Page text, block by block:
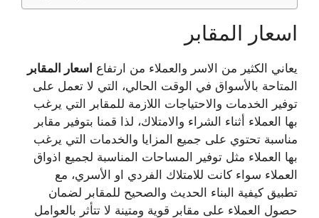
اسعار المقابر
يعاني الكثير من الاسر والعملاء من ارتفاع اسعار المقابر
المتاحة بالأسواق في الوقت الحالي، التي لا تعمل على
توفير الخدمات والاحتياجات اللازمة للمقابر التي يرغب
بها العملاء أثناء الشراء والامتلاك، لذا قمنا بتوفير مقابر
مناسبة تحتوي على جميع المزايا والخدمات التي يرغب
بها العملاء مثل توفير المساحات المناسبة لجميع اذواق
العملاء سواء كانت للامتلاك الفردي او الأسري، مع
تطبيق كيفية البناء الحديث والصحيح للمقابر لضمان
حصول العملاء على مقابر قوية ومتينة لا تتأثر بالعوامل